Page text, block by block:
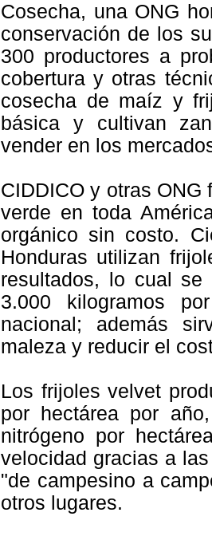
Cosecha, una ONG
conservación de los
300 productores a
cobertura y otras
cosecha de maíz y
básica y cultivan
vender en los
CIDDICO y otras
verde en toda
orgánico sin costo.
Honduras utilizan
resultados, lo cual
3.000 kilogramos
nacional; además
maleza y reducir el
Los frijoles velvet
por hectárea por
nitrógeno por
velocidad gracias a
"de campesino a
otros lugares.